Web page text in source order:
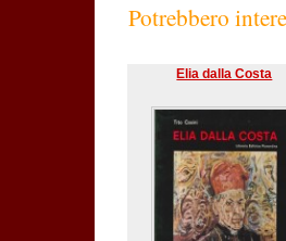
Potrebbero
Elia dalla Costa